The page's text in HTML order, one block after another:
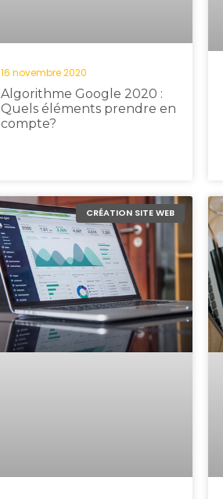
Algorithme Google 2020 :
Quels éléments prendre en
compte?
16 novembre 2020
CRÉATION SITE WEB